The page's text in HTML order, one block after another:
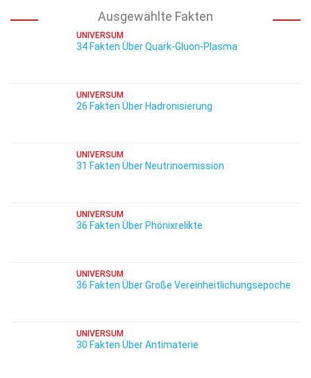
Ausgewählte Fakten
UNIVERSUM
34 Fakten Über Quark-Gluon-Plasma
UNIVERSUM
26 Fakten Über Hadronisierung
UNIVERSUM
31 Fakten Über Neutrinoemission
UNIVERSUM
36 Fakten Über Phönixrelikte
UNIVERSUM
36 Fakten Über Große Vereinheitlichungsepoche
UNIVERSUM
30 Fakten Über Antimaterie